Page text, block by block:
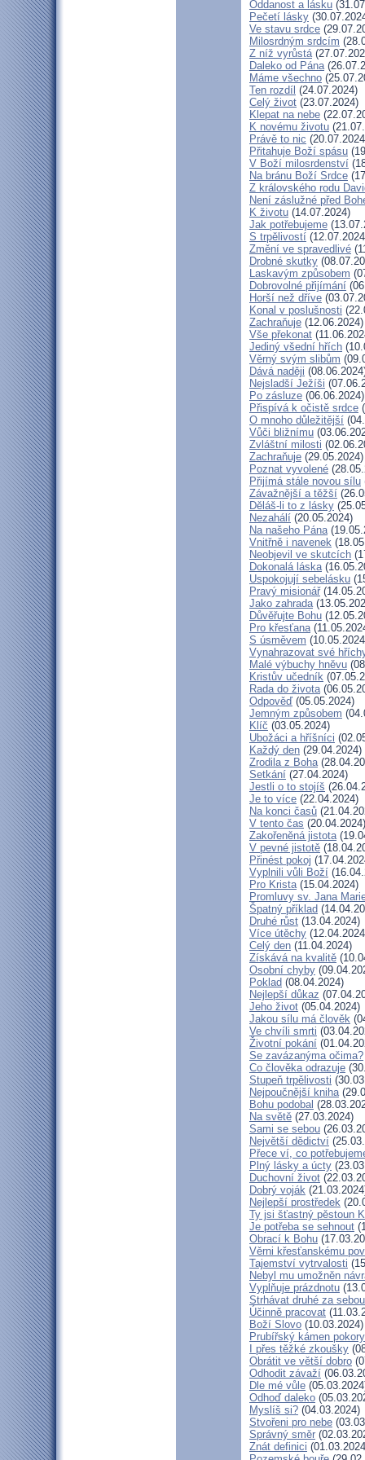
Oddanost a lásku
Pečetí lásky
Ve stavu srdce
Milosrdným srdcím
Z níž vyrůstá
Daleko od Pána
Máme všechno
Ten rozdíl (24.07.2024)
Celý život (23.07.2024)
Klepat na nebe
K novému životu
Právě to nic
Přitahuje Boží spásu
V Boží milosrdenství
Na bránu Boží Srdce
Z královského rodu
Není záslužné před
K životu (14.07.2024)
Jak potřebujeme
S trpělivostí
Změní ve spravedlivé
Drobné skutky
Laskavým způsobem
Dobrovolné přijímání
Horší než dříve
Konal v poslušnosti
Zachraňuje (12.06.2024)
Vše překonat
Jediný všední hřích
Věrný svým slibům
Dává naději
Nejsladší Ježíši
Po zásluze (06.06.2024)
Přispívá k očistě srdce
O mnoho důležitější
Vůči bližnímu
Zvláštní milosti
Zachraňuje (29.05.2024)
Poznat vyvolené
Přijímá stále novou sílu
Závažnější a těžší
Děláš-li to z lásky
Nezahálí (20.05.2024)
Na našeho Pána
Vnitřně i navenek
Neobjevil ve skutcích
Dokonalá láska
Uspokojují sebelásku
Pravý misionář
Jako zahrada
Důvěřujte Bohu
Pro křesťana
S úsměvem
Vynahrazovat své
Malé výbuchy hněvu
Kristův učedník
Rada do života
Odpověď (05.05.2024)
Jemným způsobem
Klíč (03.05.2024)
Ubožáci a hříšníci
Každý den (29.04.2024)
Zrodila z Boha
Setkání (27.04.2024)
Jestli o to stojíš
Je to více (22.04.2024)
Na konci časů
V tento čas (20.04.2024)
Zakořeněná jistota
V pevné jistotě
Přinést pokoj
Vyplnili vůli Boží
Pro Krista(15.04.2024)
Promluvy sv. Jana
Špatný příklad
Druhé růst (13.04.2024)
Více útěchy
Celý den (11.04.2024)
Získává na kvalitě
Osobní chyby
Poklad (08.04.2024)
Nejlepší důkaz
Jeho život (05.04.2024)
Jakou sílu má člověk
Ve chvíli smrti
Životní pokání
Se zavázanýma očima?
Co člověka odrazuje
Stupeň trpělivosti
Nejpoučnější kniha
Bohu podobal
Na světě (27.03.2024)
Sami se sebou
Největší dědictví
Přece ví, co
Plný lásky a úcty
Duchovní život
Dobrý voják
Nejlepší prostředek
Ty jsi šťastný pěstoun
Je potřeba se sehnout
Obrací k Bohu
Věrni křesťanskému
Tajemství vytrvalosti
Nebyl mu umožněn
Vyplňuje prázdnotu
Strhávat druhé za sebou
Účinně pracovat
Boží Slovo (10.03.2024)
Prubířský kámen pokory
I přes těžké zkoušky
Obrátit ve větší dobro
Odhodit závaží
Dle mé vůle
Odhoď daleko
Myslíš si? (04.03.2024)
Stvořeni pro nebe
Správný směr
Znát definici